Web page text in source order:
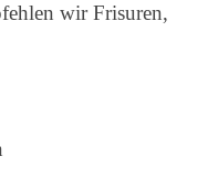
wir Frisuren,